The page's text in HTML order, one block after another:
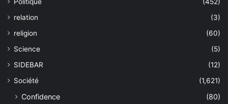
Politique
(452)
relation
(3)
religion
(60)
Science
(5)
SIDEBAR
(12)
Société
(1,621)
Confidence
(80)